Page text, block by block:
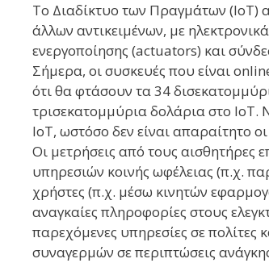
Το Διαδίκτυο των Πραγμάτων (IoT)
άλλων αντικειμένων, με
ενεργοποίησης (actuators) και
Σήμερα, οι συσκευές που είναι
ότι θα φτάσουν τα 34
τρισεκατομμύρια δολάρια στο IoT.
IoT, ωστόσο δεν είναι απαραίτητο
Οι μετρήσεις από τους αισθητήρες
υπηρεσιών κοινής ωφέλειας (π.χ.
χρήστες (π.χ. μέσω κινητών
αναγκαίες πληροφορίες στους
παρεχόμενες υπηρεσίες σε
συναγερμών σε περιπτώσεις